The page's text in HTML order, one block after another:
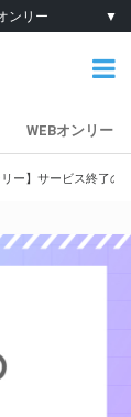
ンリー ▼
WEBオンリー
リー】サービス終了の